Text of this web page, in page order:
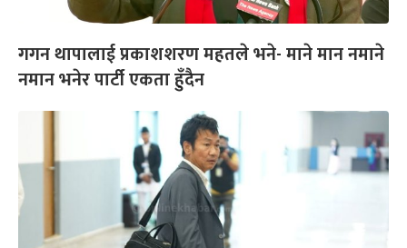
गगन थापालाई प्रकाशशरण महतले भने- माने मान नमाने
नमान भनेर पार्टी एकता हुँदैन